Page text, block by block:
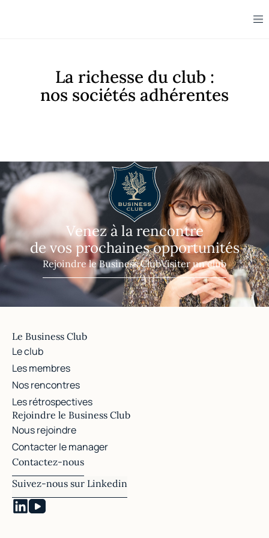
La richesse du club :
nos sociétés adhérentes
Venez à la rencontre
de vos prochaines opportunités
Rejoindre le Business ClubVisiter un club
Le Business Club
Le club
Les membres
Nos rencontres
Les rétrospectives
Rejoindre le Business Club
Nous rejoindre
Contacter le manager
Contactez-nous
Suivez-nous sur Linkedin